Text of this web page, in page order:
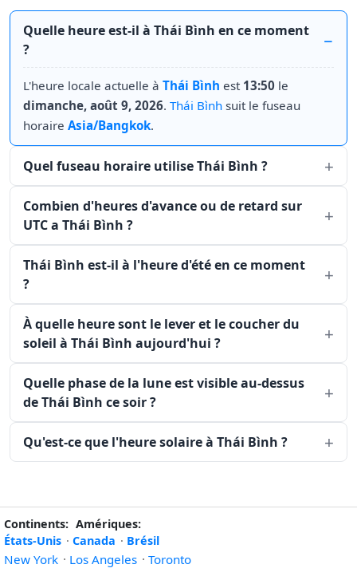
Quelle heure est-il à Thái Bình en ce moment
?
L'heure locale actuelle à Thái Bình est 13:50 le
dimanche, août 9, 2026. Thái Bình suit le fuseau
horaire Asia/Bangkok.
Quel fuseau horaire utilise Thái Bình ?
Combien d'heures d'avance ou de retard sur
UTC a Thái Bình ?
Thái Bình est-il à l'heure d'été en ce moment
?
À quelle heure sont le lever et le coucher du
soleil à Thái Bình aujourd'hui ?
Quelle phase de la lune est visible au-dessus
de Thái Bình ce soir ?
Qu'est-ce que l'heure solaire à Thái Bình ?
Continents: Amériques:
États-Unis · Canada · Brésil
New York · Los Angeles · Toronto